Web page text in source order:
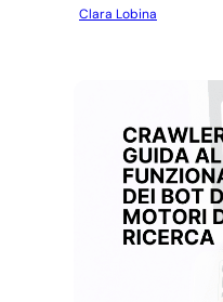
Clara Lobina